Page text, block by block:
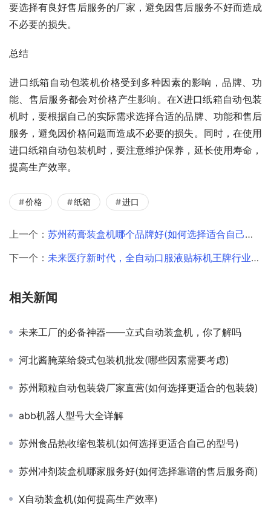
要选择有良好售后服务的厂家，避免因售后服务不好而造成
不必要的损失。
总结
进口纸箱自动包装机价格受到多种因素的影响，品牌、功
能、售后服务都会对价格产生影响。在X进口纸箱自动包装
机时，要根据自己的实际需求选择合适的品牌、功能和售后
服务，避免因价格问题而造成不必要的损失。同时，在使用
进口纸箱自动包装机时，要注意维护保养，延长使用寿命，
提高生产效率。
价格 纸箱 进口
上一个： 苏州药膏装盒机哪个品牌好(如何选择适合自己的装盒机)
下一个： 未来医疗新时代，全自动口服液贴标机王牌行业革命！
相关新闻
未来工厂的必备神器——立式自动装盒机，你了解吗
河北酱腌菜给袋式包装机批发(哪些因素需要考虑)
苏州颗粒自动包装袋厂家直营(如何选择更适合的包装袋)
abb机器人型号大全详解
苏州食品热收缩包装机(如何选择更适合自己的型号)
苏州冲剂装盒机哪家服务好(如何选择靠谱的售后服务商)
X自动装盒机(如何提高生产效率)